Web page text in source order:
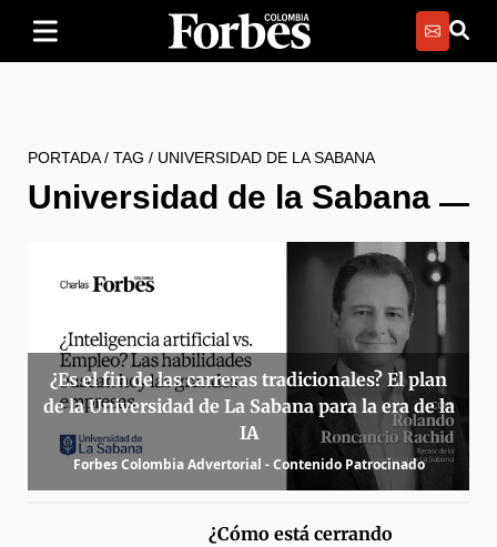
PORTADA/ TAG / UNIVERSIDAD DE LA SABANA
Universidad de la Sabana
¿Es el fin de las carreras tradicionales? El plan
de la Universidad de La Sabana para la era de la
IA
Forbes Colombia Advertorial - Contenido Patrocinado
¿Cómo está cerrando